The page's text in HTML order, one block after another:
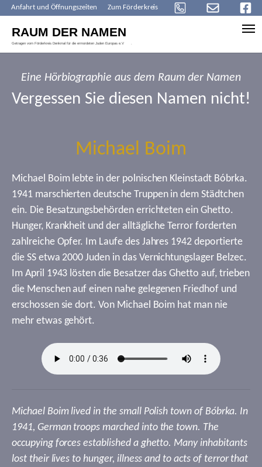
Anfahrt und Öffnungszeiten Zum Förderkreis
Eine Hörbiographie aus dem Raum der Namen
Vergessen Sie diesen Namen nicht!
Michael Boim
Michael Boim lebte in der polnischen Kleinstadt Bóbrka.
1941 marschierten deutsche Truppen in dem Städtchen
ein. Die Besatzungsbehörden errichteten ein Ghetto.
Hunger, Krankheit und der alltägliche Terror forderten
zahlreiche Opfer. Im Laufe des Jahres 1942 deportierte
die SS etwa 2000 Juden in das Vernichtungslager Belzec.
Im April 1943 lösten die Besatzer das Ghetto auf, trieben
die Menschen auf einen nahe gelegenen Friedhof und
erschossen sie dort. Von Michael Boim hat man nie
mehr etwas gehört.
Michael Boim lived in the small Polish town of Bóbrka. In
1941, German troops marched into the town. The
occupying forces established a ghetto. Many inhabitants
lost their lives to hunger, illness and to acts of terror that